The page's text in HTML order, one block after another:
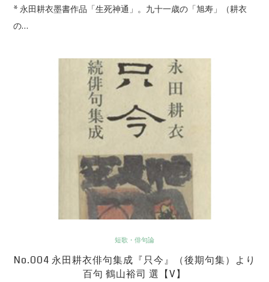
* 永田耕衣墨書作品「生死神通」。九十一歳の「旭寿」（耕衣
の…
短歌・俳句論
No.004 永田耕衣俳句集成『只今』（後期句集）より
百句 鶴山裕司 選【V】